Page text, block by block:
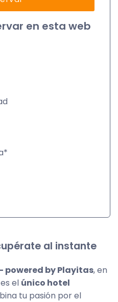
al instante
powered by Playitas, en
el único hotel
tu pasión por el
en esta web